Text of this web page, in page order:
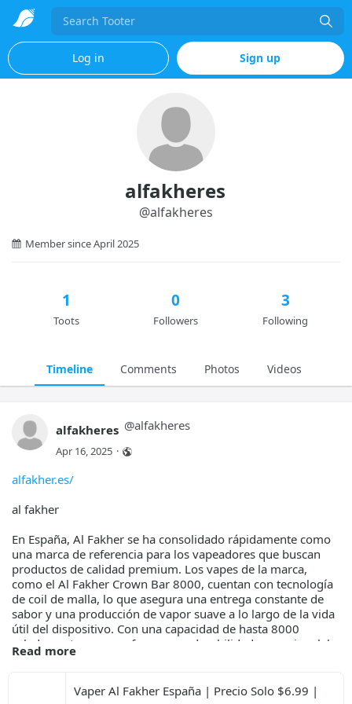
Search
Log in Sign up
alfakheres
@alfakheres
Member since April 2025
1
Toots
0
Followers
3
Following
Timeline Comments Photos Videos
alfakheres @alfakheres
Apr 16, 2025 ·
alfakher.es/
al fakher
En España, Al Fakher se ha consolidado rápidamente como
una marca de referencia para los vapeadores que buscan
productos de calidad premium. Los vapes de la marca,
como el Al Fakher Crown Bar 8000, cuentan con tecnología
de coil de malla, lo que asegura una entrega constante de
sabor y una producción de vapor suave a lo largo de la vida
útil del dispositivo. Con una capacidad de hasta 8000
caladas, estos vapes ofrecen una durabilidad excepcional, lo
que representa una mejor relación calidad-precio en
mercado. Además, su batería recargable USB tipo C agrega
Read more
Vaper Al Fakher España | Precio Solo $6.99 |